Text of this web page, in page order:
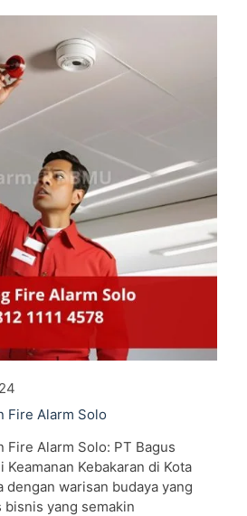
Fire Alarm Solo
Fire Alarm Solo: PT Bagus
Keamanan Kebakaran di Kota
dengan warisan budaya yang
bisnis yang semakin